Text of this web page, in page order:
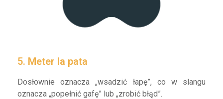
5. Meter la pata
Dosłownie oznacza „wsadzić łapę”, co w slangu
oznacza „popełnić gafę” lub „zrobić błąd”.